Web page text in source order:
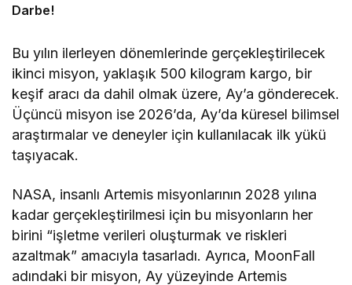
Darbe!
Bu yılın ilerleyen dönemlerinde gerçekleştirilecek
ikinci misyon, yaklaşık 500 kilogram kargo, bir
keşif aracı da dahil olmak üzere, Ay’a gönderecek.
Üçüncü misyon ise 2026’da, Ay’da küresel bilimsel
araştırmalar ve deneyler için kullanılacak ilk yükü
taşıyacak.
NASA, insanlı Artemis misyonlarının 2028 yılına
kadar gerçekleştirilmesi için bu misyonların her
birini “işletme verileri oluşturmak ve riskleri
azaltmak” amacıyla tasarladı. Ayrıca, MoonFall
adındaki bir misyon, Ay yüzeyinde Artemis